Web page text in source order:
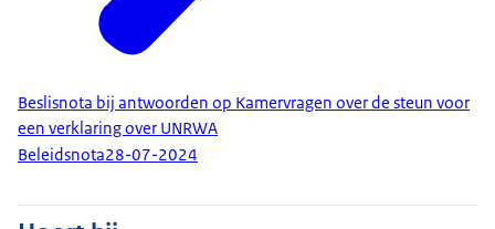
Beslisnota bij antwoorden op Kamervragen over de steun voor
een verklaring over UNRWA
Beleidsnota28-07-2024